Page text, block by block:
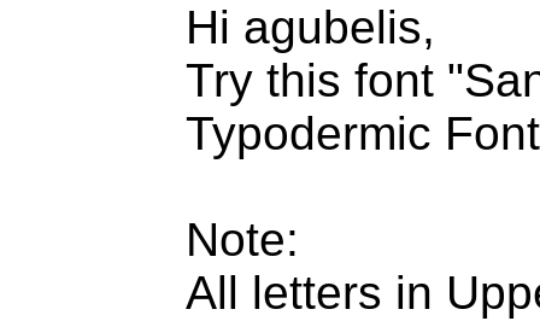
Hi agubelis,
Try this font
Typodermic
Note:
All letters in